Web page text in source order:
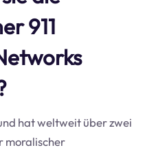
911
hat weltweit über zwei
moralischer